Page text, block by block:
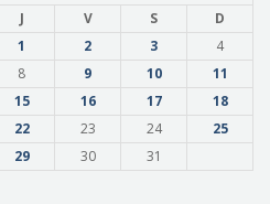
J V S
D
1
2 3
4
8 9 10
11
15 16 17
18
22 23 24
25
29 30 31